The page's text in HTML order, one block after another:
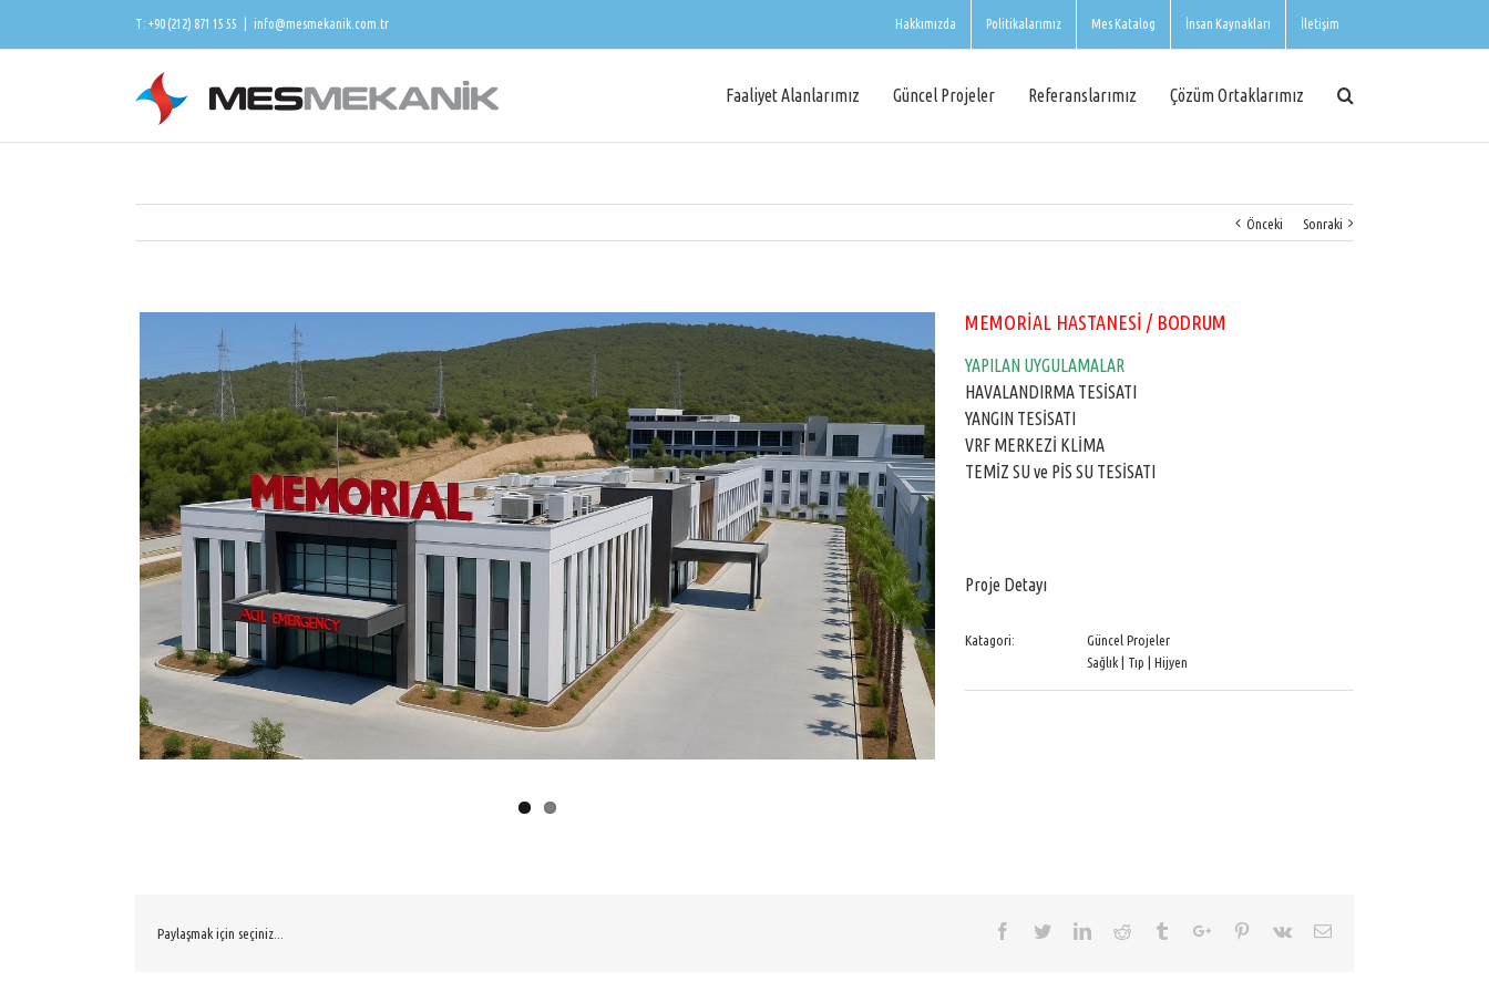
T: +90 (212) 871 15 55 info@mesmekanik.com.tr Hakkımızda Politikalarımız Mes Katalog İnsan Kaynakları İletişim
Faaliyet Alanlarımız Güncel Projeler Referanslarımız Çözüm Ortaklarımız
Önceki Sonraki
MEMORİAL HASTANESİ / BODRUM
YAPILAN UYGULAMALAR
HAVALANDIRMA TESİSATI
YANGIN TESİSATI
VRF MERKEZİ KLİMA
TEMİZ SU ve PİS SU TESİSATI
Proje Detayı
Katagori:
Güncel Projeler
Sağlık | Tıp | Hijyen
Paylaşmak için seçiniz... Facebook
TwitterLinkedinReddit TumblrGoogle+Pinterest
Vk Email